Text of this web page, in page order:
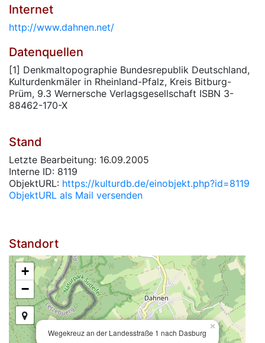
Internet
http://www.dahnen.net/
Datenquellen
[1] Denkmaltopographie Bundesrepublik Deutschland,
Kulturdenkmäler in Rheinland-Pfalz, Kreis Bitburg-
Prüm, 9.3 Wernersche Verlagsgesellschaft ISBN 3-
88462-170-X
Stand
Letzte Bearbeitung: 16.09.2005
Interne ID: 8119
ObjektURL: https://kulturdb.de/einobjekt.php?id=8119
ObjektURL als Mail versenden
Standort
Wegekreuz an der Landesstraße 1 nach Dasburg
×
+
−